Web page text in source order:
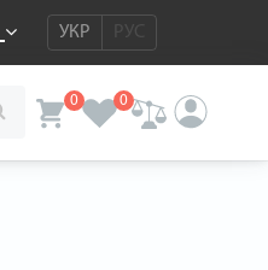
УКР РУС
0 0